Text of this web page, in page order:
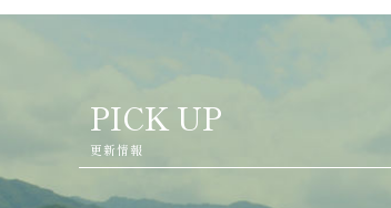
PICK UP
更新情報